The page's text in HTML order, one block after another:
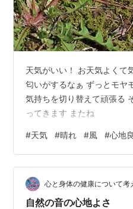
天気がいい！ お天気よくて
匂いがするなぁ ずっとモヤ
気持ちを切り替えて頑張る
ってきます またね
#天気 #晴れ #風 #心地
心と身体の健康について考
自然の音の心地よさ